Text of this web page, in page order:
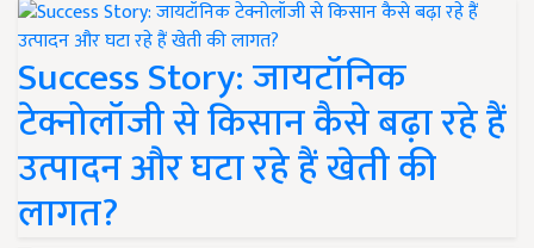
Success Story: जायटॉनिक
टेक्नोलॉजी से किसान कैसे बढ़ा रहे हैं
उत्पादन और घटा रहे हैं खेती की
लागत?